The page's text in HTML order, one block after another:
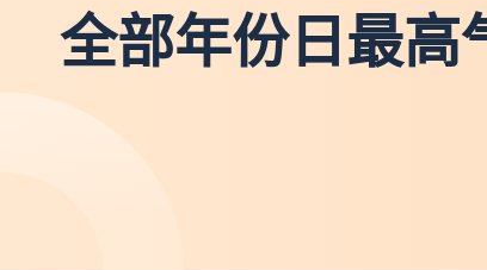
全部年份日最高